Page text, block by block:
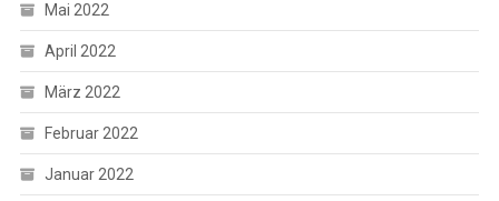
Mai 2022
April 2022
März 2022
Februar 2022
Januar 2022